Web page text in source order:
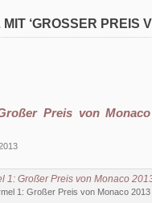
‘GROSSER PREIS
Preis von
1: Großer Preis von Monaco